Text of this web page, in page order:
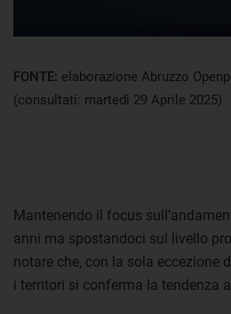
FONTE: elaborazione Abruzzo
(consultati: martedì 29 Aprile 2025)
Mantenendo il focus
anni ma spostandoci sul livello
notare che, con la sola eccezione
i territori si conferma la tendenza